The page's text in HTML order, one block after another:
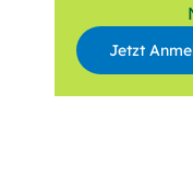
Jetzt
Anrede